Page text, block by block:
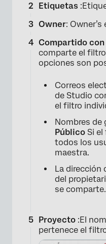
Etiquetas
Owner:
Compartido con
comparte el
opciones son
Correos
de Studio
el filtro
Nombres de
Público Si
todos los
maestra.
La dirección
del
se comparte.
Proyecto :El
pertenece el